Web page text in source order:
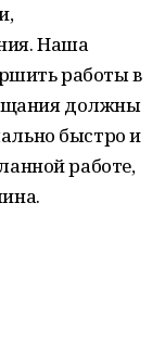
Наша
работы в
должны
быстро и
работе,